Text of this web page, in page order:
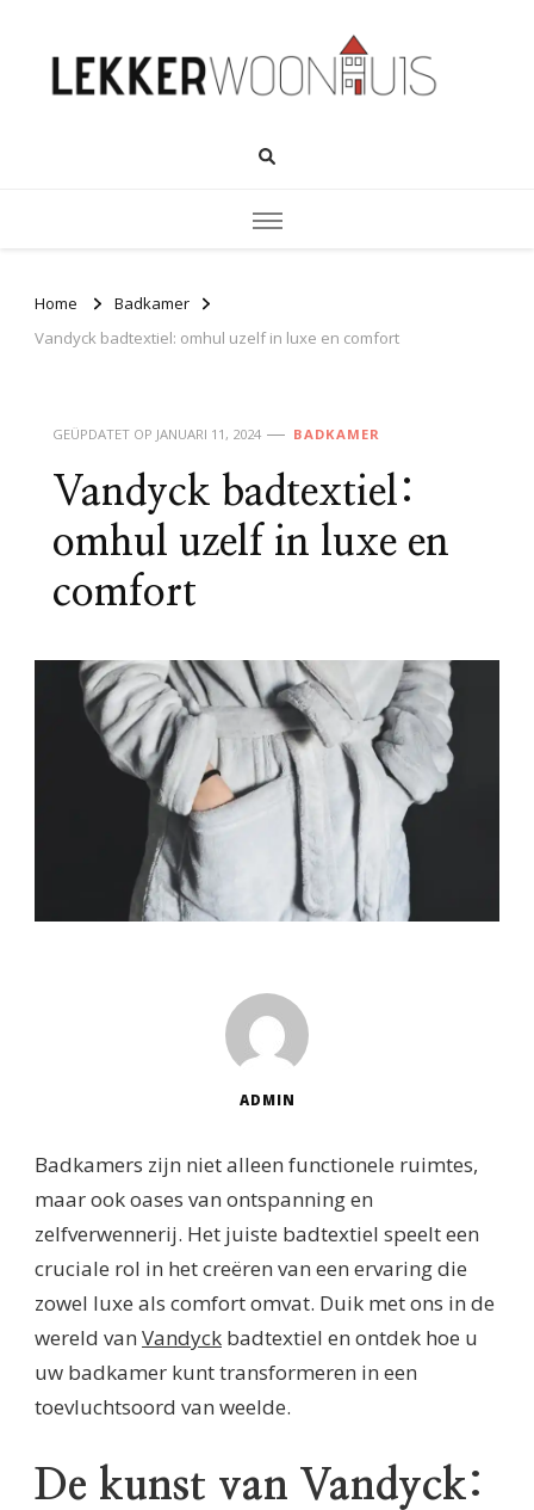
Home
Badkamer
Vandyck badtextiel: omhul uzelf in luxe en comfort
GEÜPDATET OP JANUARI 11, 2024 BADKAMER
Vandyck badtextiel:
omhul uzelf in luxe en
comfort
ADMIN
Badkamers zijn niet alleen functionele ruimtes,
maar ook oases van ontspanning en
zelfverwennerij. Het juiste badtextiel speelt een
cruciale rol in het creëren van een ervaring die
zowel luxe als comfort omvat. Duik met ons in de
wereld van Vandyck badtextiel en ontdek hoe u
uw badkamer kunt transformeren in een
toevluchtsoord van weelde.
De kunst van Vandyck: